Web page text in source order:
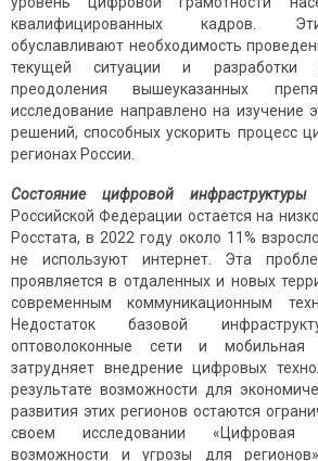
квалифицированных кадров.
обуславливают необходимость
текущей ситуации и разработки
преодоления вышеуказанных
исследование направлено на изучение
решений, способных ускорить процесс
регионах России.
Состояние цифровой инфраструктуры
Российской Федерации остается на
Росстата, в 2022 году около 11%
не используют интернет. Эта
проявляется в отдаленных и новых
современным коммуникационным
Недостаток базовой
оптоволоконные сети и мобильная
затрудняет внедрение цифровых
результате возможности для
развития этих регионов остаются
своем исследовании «Цифровая
возможности и угрозы для